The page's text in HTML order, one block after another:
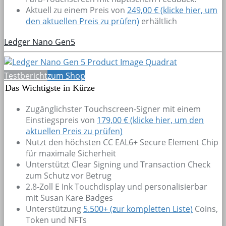
Aktuell zu einem Preis von 249,00 € (klicke hier, um
den aktuellen Preis zu prüfen) erhältlich
Ledger Nano Gen5
Testberichtzum Shop
Das Wichtigste in Kürze
Zugänglichster Touchscreen-Signer mit einem
Einstiegspreis von 179,00 € (klicke hier, um den
aktuellen Preis zu prüfen)
Nutzt den höchsten CC EAL6+ Secure Element Chip
für maximale Sicherheit
Unterstützt Clear Signing und Transaction Check
zum Schutz vor Betrug
2.8-Zoll E Ink Touchdisplay und personalisierbar
mit Susan Kare Badges
Unterstützung 5.500+(zur kompletten Liste) Coins,
Token und NFTs